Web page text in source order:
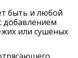
быть и любой
добавлением
или сушеных